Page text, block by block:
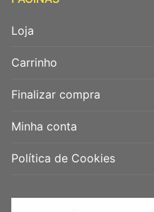
Loja
Carrinho
Finalizar compra
Minha conta
Política de Cookies